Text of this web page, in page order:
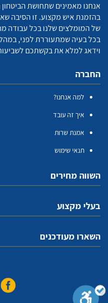
אנחנו מאמינים שתחושת
בהזמנת איש מקצוע. זו הסיבה
של המומלצים שלנו בכל עבודה
בכל בעיה שמתעוררת לפני,
וידאג למלא את בקשתכם
החברה
למה אנחנו?
איך זה עובד
אמנת שרות
תנאי שימוש
השווה מחירים
בעלי מקצוע
השארו מעודכנים